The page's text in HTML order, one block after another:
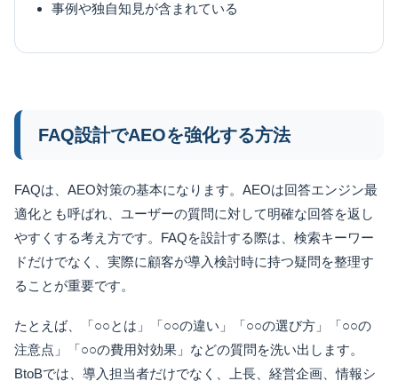
事例や独自知見が含まれている
FAQ設計でAEOを強化する方法
FAQは、AEO対策の基本になります。AEOは回答エンジン最
適化とも呼ばれ、ユーザーの質問に対して明確な回答を返し
やすくする考え方です。FAQを設計する際は、検索キーワー
ドだけでなく、実際に顧客が導入検討時に持つ疑問を整理す
ることが重要です。
たとえば、「○○とは」「○○の違い」「○○の選び方」「○○の
注意点」「○○の費用対効果」などの質問を洗い出します。
BtoBでは、導入担当者だけでなく、上長、経営企画、情報シ